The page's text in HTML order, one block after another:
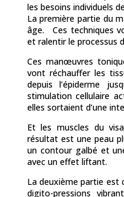
les besoins individuels
La première partie du
âge. Ces techniques
et ralentir le processus
Ces manœuvres
vont réchauffer les
depuis l’épiderme
stimulation cellulaire
elles sortaient d’une
Et les muscles du
résultat est une peau
un contour galbé et
avec un effet liftant.
La deuxième partie est
digito-pressions